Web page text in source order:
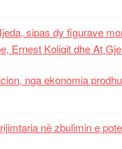
sipas dy figurave
Ernest Koliqit dhe At
nga ekonomia
në zbulimin e